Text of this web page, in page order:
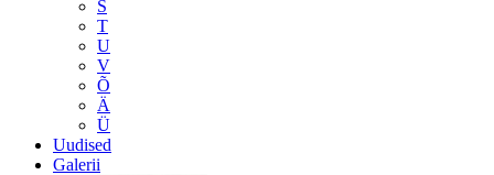
S
T
U
V
Õ
Ä
Ü
Uudised
Galerii